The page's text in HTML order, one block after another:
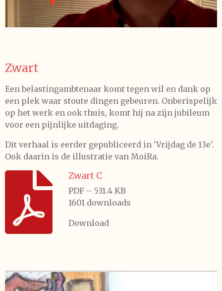
Zwart
Een belastingambtenaar komt tegen wil en dank op
een plek waar stoute dingen gebeuren. Onberispelijk
op het werk en ook thuis, komt hij na zijn jubileum
voor een pijnlijke uitdaging.
Dit verhaal is eerder gepubliceerd in 'Vrijdag de 13e'.
Ook daarin is de illustratie van MoiRa.
Zwart C
PDF – 531.4 KB
1601 downloads
Download